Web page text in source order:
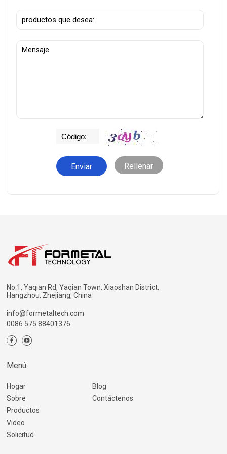
Rellenar
No.1, Yaqian Rd, Yaqian Town, Xiaoshan District,
Hangzhou, Zhejiang, China
info@formetaltech.com
0086 575 88401376
Menú
Hogar
Sobre
Productos
Video
Solicitud
Blog
Contáctenos